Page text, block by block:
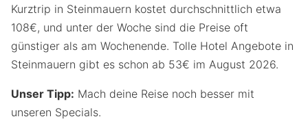
Kurztrip in Steinmauern kostet durchschnittlich etwa
108€, und unter der Woche sind die Preise oft
günstiger als am Wochenende. Tolle Hotel Angebote in
Steinmauern gibt es schon ab 53€ im August 2026.
Unser Tipp: Mach deine Reise noch besser mit
unseren Specials.